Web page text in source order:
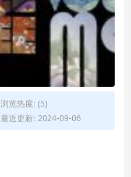
浏览热度: (5)
最近更新: 2024-09-06